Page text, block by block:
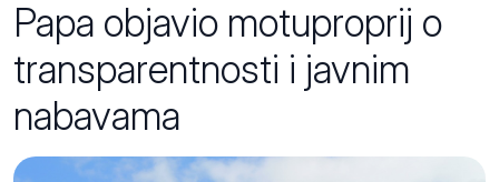
Papa objavio motuproprij o
transparentnosti i javnim
nabavama